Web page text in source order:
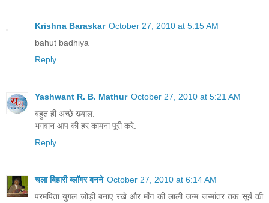
Krishna Baraskar October 27, 2010 at 5:15 AM
bahut badhiya
Reply
Yashwant R. B. Mathur October 27, 2010 at 5:21 AM
बहुत ही अच्छे ख्याल.
भगवान आप की हर कामना पूरी करे.
Reply
चला बिहारी ब्लॉगर बनने October 27, 2010 at 6:14 AM
परमपिता युगल जोड़ी बनाए रखे और माँग की लाली जन्म जन्मांतर तक सूर्य की